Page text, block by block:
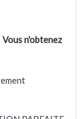
Vous n'obtenez